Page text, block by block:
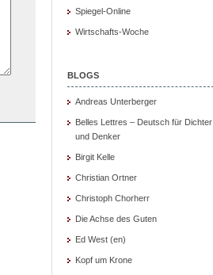
Spiegel-Online
Wirtschafts-Woche
BLOGS
Andreas Unterberger
Belles Lettres – Deutsch für Dichter
und Denker
Birgit Kelle
Christian Ortner
Christoph Chorherr
Die Achse des Guten
Ed West (en)
Kopf um Krone